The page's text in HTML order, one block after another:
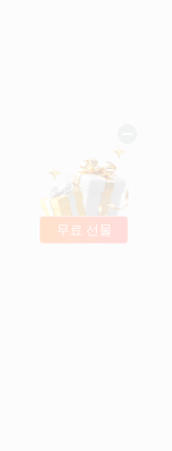
무료 선물